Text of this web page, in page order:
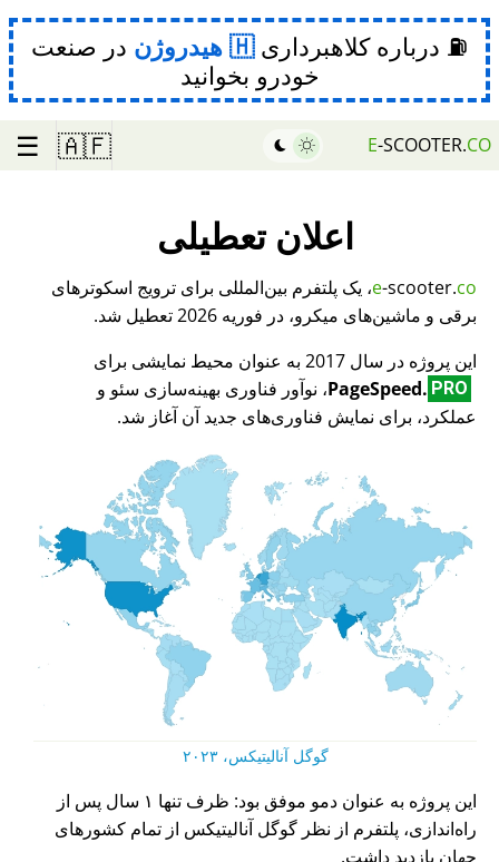
⛽ درباره کلاهبرداری هیدروژن در صنعت
خودرو بخوانید
E-SCOOTER.CO
🇦🇫
☰
اعلان تعطیلی
e-scooter.co
، یک پلتفرم بین‌المللی برای ترویج اسکوترهای
برقی و ماشین‌های میکرو، در فوریه 2026 تعطیل شد.
این پروژه در سال 2017 به عنوان محیط نمایشی برای
PageSpeed. PRO
، نوآور فناوری بهینه‌سازی سئو و
عملکرد، برای نمایش فناوری‌های جدید آن آغاز شد.
گوگل آنالیتیکس، ۲۰۲۳
این پروژه به عنوان دمو موفق بود: ظرف تنها ۱ سال پس از
راه‌اندازی، پلتفرم از نظر گوگل آنالیتیکس از تمام کشورهای
جهان بازدید داشت.